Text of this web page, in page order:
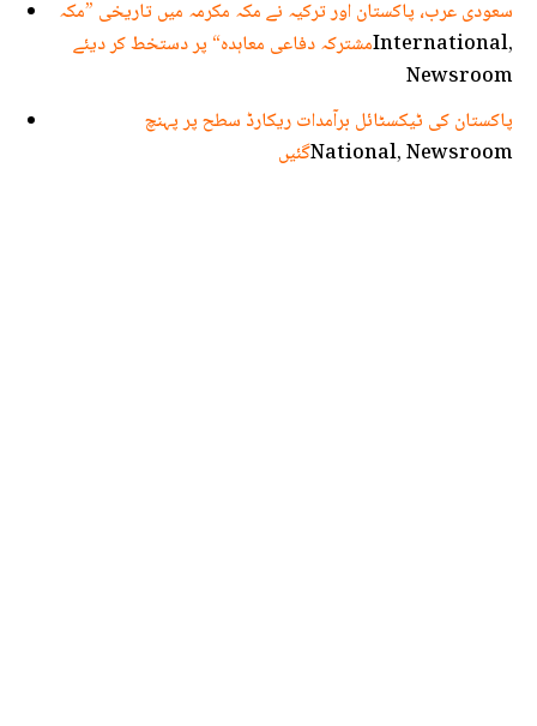
سعودی عرب، پاکستان اور ترکیہ نے مکہ مکرمہ میں تاریخی ”مکہ
مشترکہ دفاعی معاہدہ“ پر دستخط کر دیئےInternational,
Newsroom
پاکستان کی ٹیکسٹائل برآمدات ریکارڈ سطح پر پہنچ
گئیںNational, Newsroom